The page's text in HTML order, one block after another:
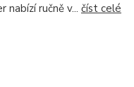
nabízí ručně v... číst celé